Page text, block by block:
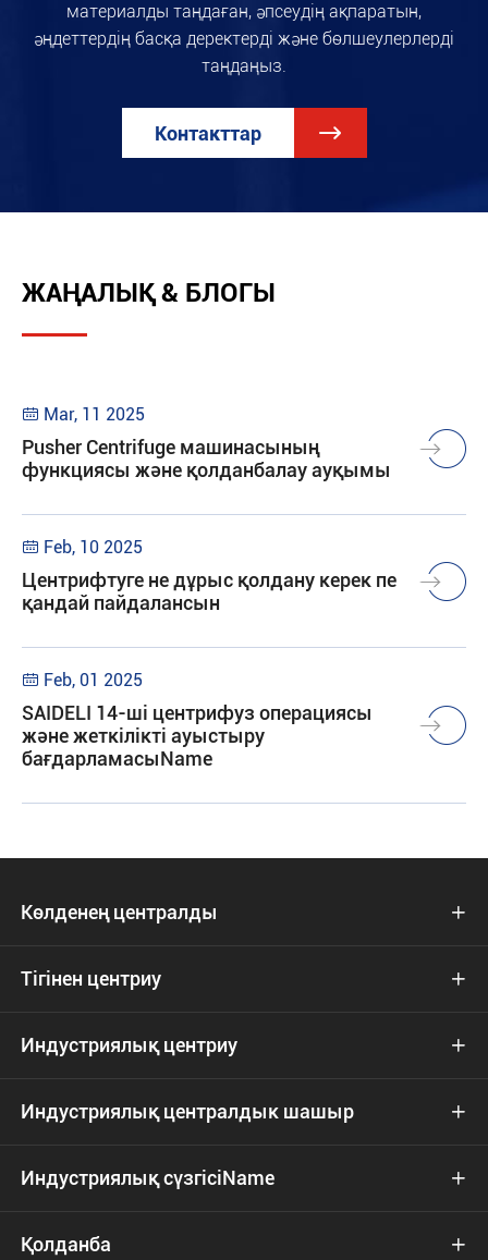
материалды таңдаған, әпсеудің ақпаратын,
әңдеттердің басқа деректерді және бөлшеулерлерді
таңдаңыз.
Контакттар 
ЖАҢАЛЫҚ & БЛОГЫ
 Mar, 11 2025
Pusher Centrifuge машинасының
функциясы және қолданбалау ауқымы
 Feb, 10 2025
Центрифтуге не дұрыс қолдану керек пе
қандай пайдалансын
 Feb, 01 2025
SAIDELI 14-ші центрифуз операциясы
және жеткілікті ауыстыру
бағдарламасыName
Көлденең централды 
Тігінен центриу 
Индустриялық центриу 
Индустриялық централдык шашыр 
Индустриялық сүзгісіName 
Қолданба 